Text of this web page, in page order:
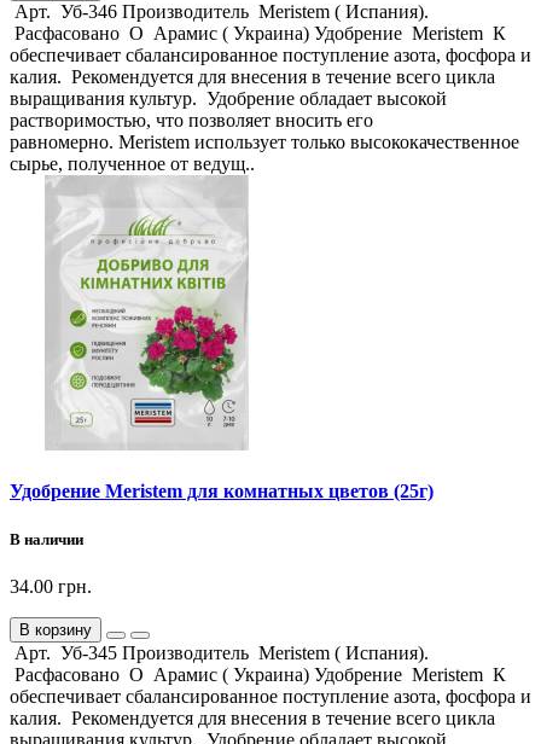
Арт. Уб-346 Производитель Meristem ( Испания).
Расфасовано О Арамис ( Украина) Удобрение Meristem К
обеспечивает сбалансированное поступление азота, фосфора и
калия. Рекомендуется для внесения в течение всего цикла
выращивания культур. Удобрение обладает высокой
растворимостью, что позволяет вносить его
равномерно. Meristem использует только высококачественное
сырье, полученное от ведущ..
Удобрение Meristem для комнатных цветов (25г)
В наличии
34.00 грн.
В корзину
Арт. Уб-345 Производитель Meristem ( Испания).
Расфасовано О Арамис ( Украина) Удобрение Meristem К
обеспечивает сбалансированное поступление азота, фосфора и
калия. Рекомендуется для внесения в течение всего цикла
выращивания культур. Удобрение обладает высокой